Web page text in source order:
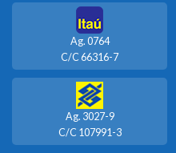
Ag. 0764
C/C 66316-7
Ag. 3027-9
C/C 107991-3